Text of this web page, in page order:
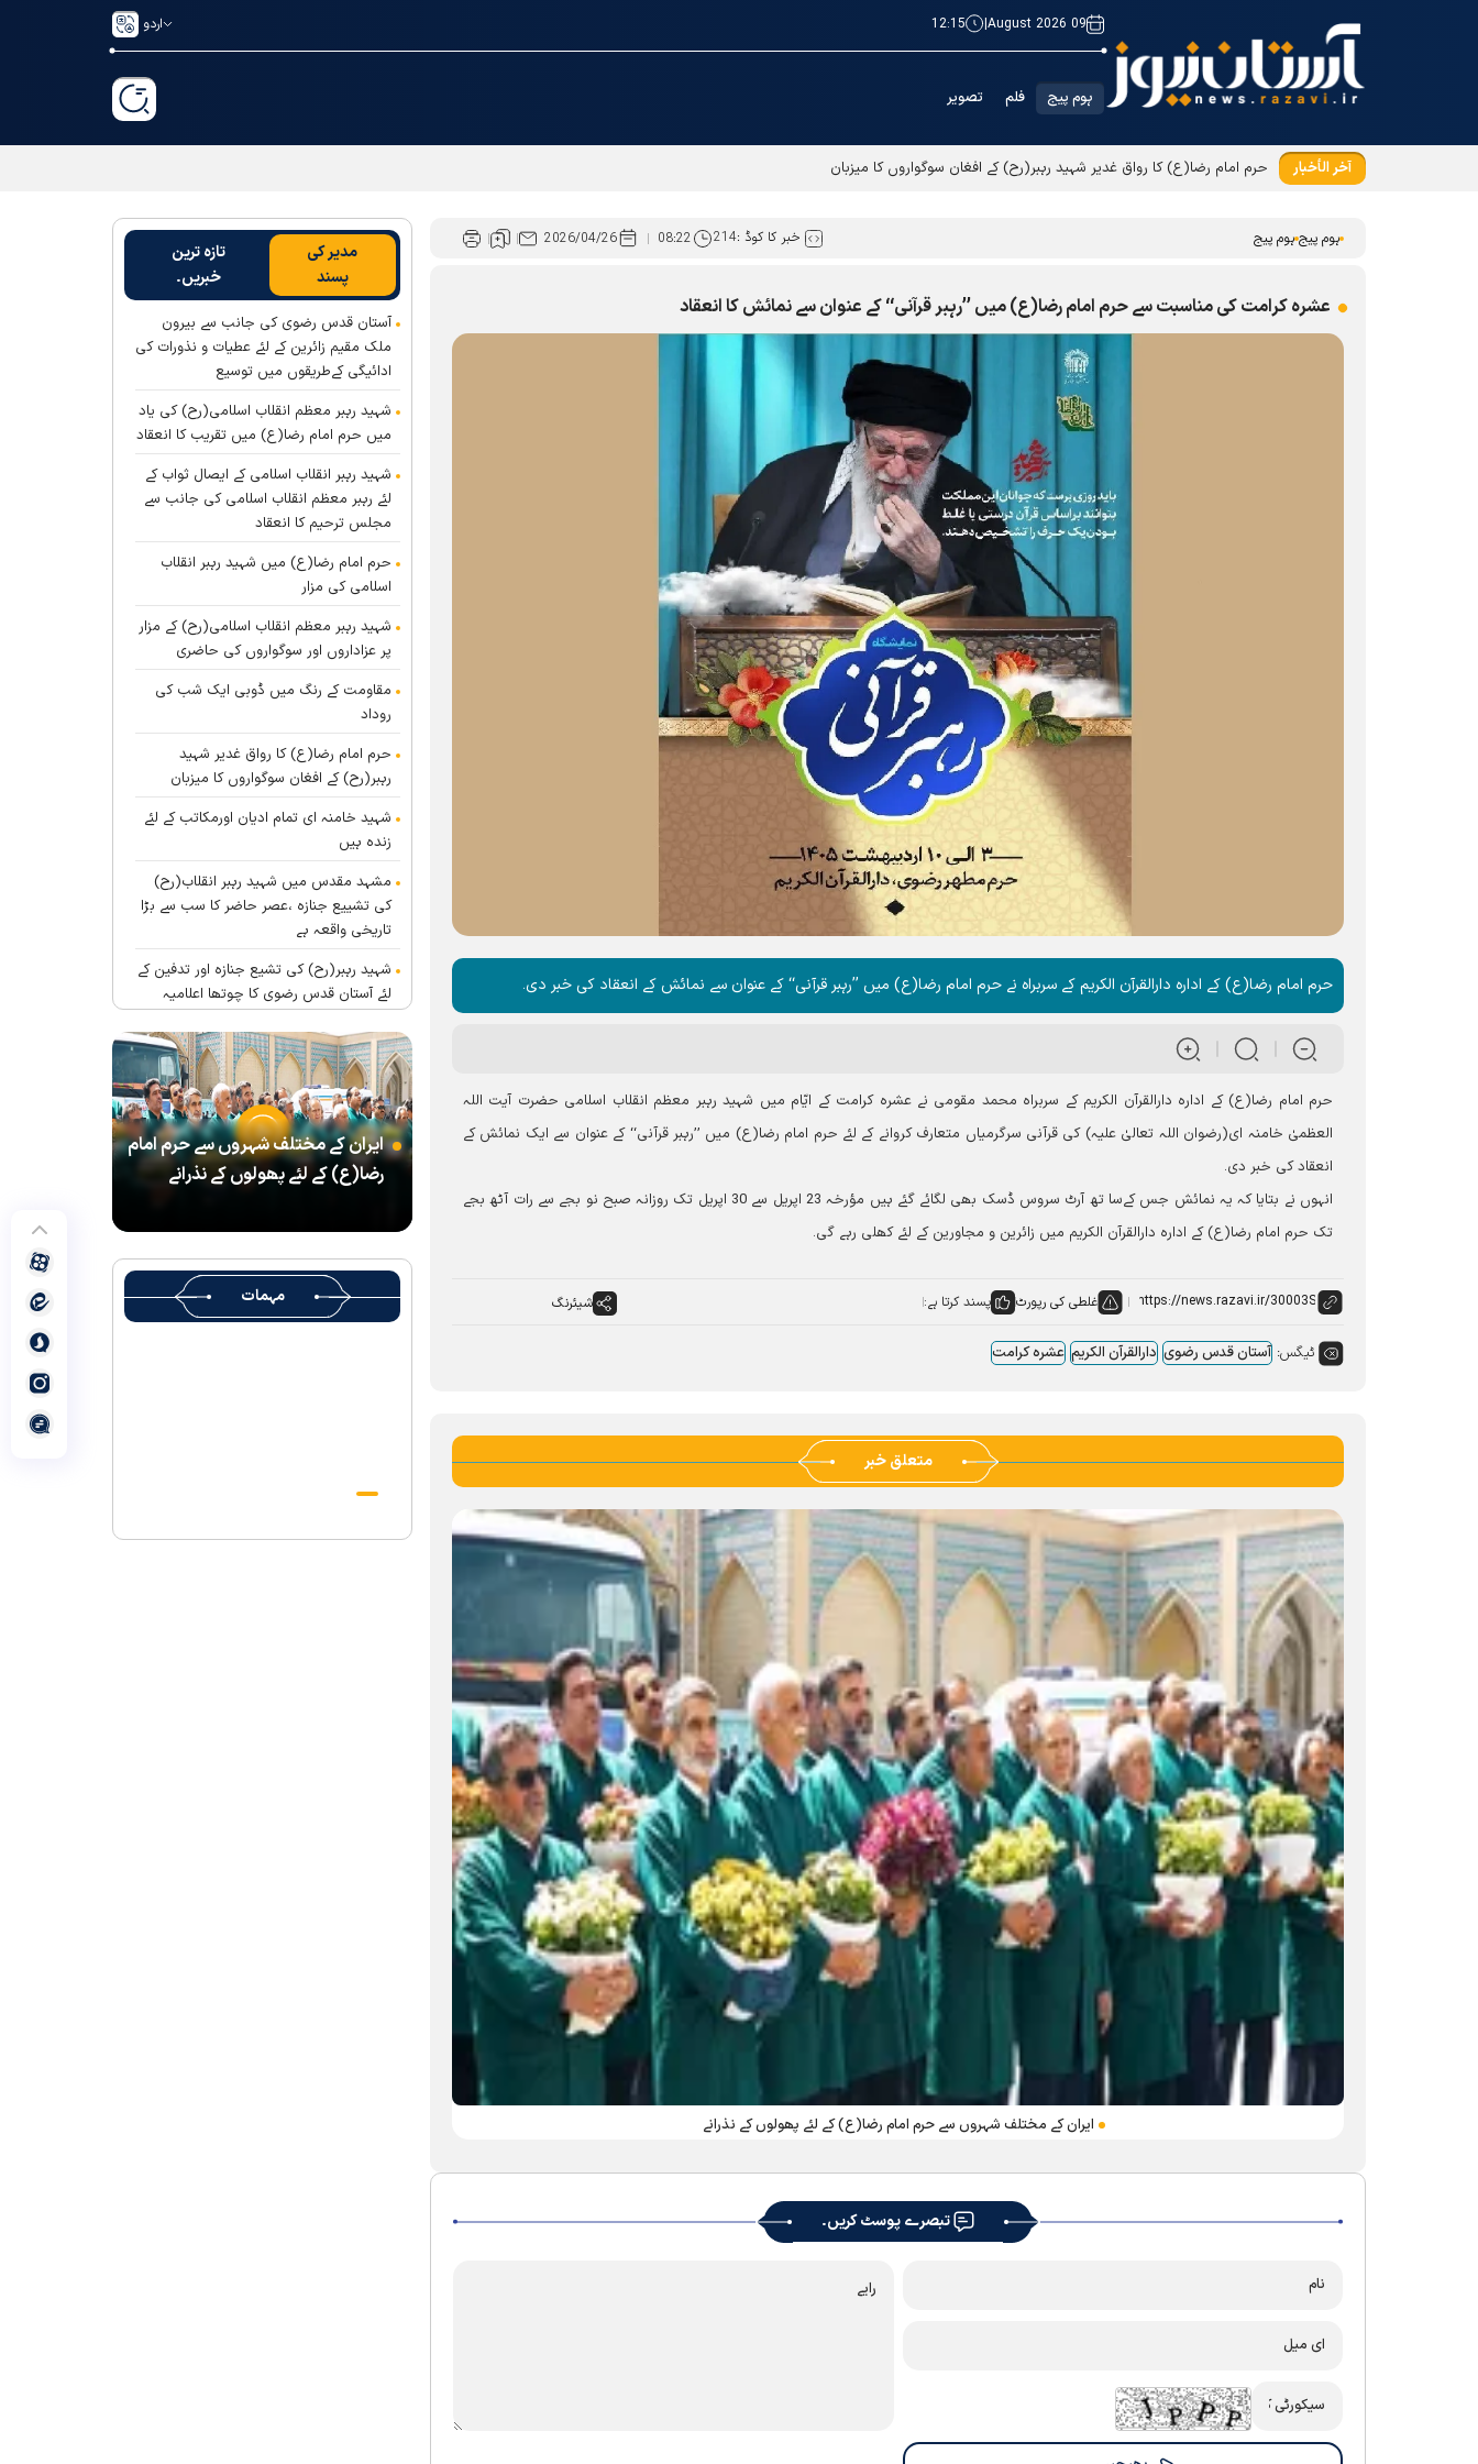
09 August 2026
|
12:15 اردو
ہوم پیج فلم تصویر
آخر الأخبار
ہوم پیج ہوم پیج خبر کا کوڈ :214
08:22
2026/04/26
عشرہ کرامت کی مناسبت سے حرم امام رضا(ع) میں ’’رہبر قرآنی‘‘ کے عنوان سے نمائش کا انعقاد
حرم امام رضا(ع) کے ادارہ دارالقرآن الکریم کے سربراہ نے حرم امام رضا(ع) میں ’’رہبر قرآنی‘‘ کے عنوان سے نمائش کے انعقاد کی خبر دی۔
حرم امام رضا(ع) کے ادارہ دارالقرآن الکریم کے سربراہ محمد مقومی نے عشرہ کرامت کے ایّام میں شہید رہبر معظم انقلاب اسلامی حضرت آیت اللہ
العظمیٰ خامنہ ای(رضوان اللہ تعالیٰ علیہ) کی قرآنی سرگرمیاں متعارف کروانے کے لئے حرم امام رضا(ع) میں ’’رہبر قرآنی‘‘ کے عنوان سے ایک نمائش کے
انعقاد کی خبر دی۔
انہوں نے بتایا کہ یہ نمائش جس کےسا تھ آرٹ سروس ڈسک بھی لگائے گئے ہیں مؤرخہ 23 اپریل سے 30 اپریل تک روزانہ صبح نو بجے سے رات آٹھ بجے
تک حرم امام رضا(ع) کے ادارہ دارالقرآن الکریم میں زائرین و مجاورین کے لئے کھلی رہے گی۔
غلطی کی رپورٹ پسند کرتا ہے: شیئرنگ
ٹیگس: آستان قدس رضوی دارالقرآن الکریم عشرہ کرامت
متعلق خبر
ایران کے مختلف شہروں سے حرم امام رضا(ع) کے لئے پھولوں کے نذرانے
تبصرے پوسٹ کریں۔
مدیر کی
پسند
تازہ ترین
خبریں۔
آستان قدس رضوی کی جانب سے بیرون
ملک مقیم زائرین کے لئے عطیات و نذورات کی
ادائیگی کےطریقوں میں توسیع
شہید رہبر معظم انقلاب اسلامی(رح) کی یاد
میں حرم امام رضا(ع) میں تقریب کا انعقاد
شہید رہبر انقلاب اسلامی کے ایصال ثواب کے
لئے رہبر معظم انقلاب اسلامی کی جانب سے
مجلس ترحیم کا انعقاد
حرم امام رضا(ع) میں شہید رہبر انقلاب
اسلامی کی مزار
شہید رہبر معظم انقلاب اسلامی(رح) کے مزار
پر عزاداروں اور سوگواروں کی حاضری
مقاومت کے رنگ میں ڈوبی ایک شب کی
روداد
حرم امام رضا(ع) کا رواق غدیر شہید
رہبر(رح) کے افغان سوگواروں کا میزبان
شہید خامنہ ای تمام ادیان اورمکاتب کے لئے
زندہ ہيں
مشہد مقدس میں شہید رہبر انقلاب(رح)
کی تشییع جنازہ ،عصر حاضر کا سب سے بڑا
تاریخی واقعہ ہے
شہید رہبر(رح) کی تشیع جنازہ اور تدفین کے
لئے آستان قدس رضوی کا چوتھا اعلامیہ
حرم امام رضا(ع) میں واقع شہید رہبر(رح)
کے تحائف کا میوزیم اور قرآنی میوزیم کھول
دیا گیا ہے
شہید رہبر کے تشیع جنازہ میں شرکت کے لئے
آستان قدس رضوی کے متولی کا پیغام
بین الاقوامی سطح پر ’’قومو للہ‘‘ نعرے کی
پروگرام
رہبرشہید کے سوگواروں کے لئے کرامت رضوی
احکامات پرعمل کرنے والی شخصیت تھے؛
ایران کے مختلف شہروں سے حرم امام
رضا(ع) کے لئے پھولوں کے نذرانے
مہمات